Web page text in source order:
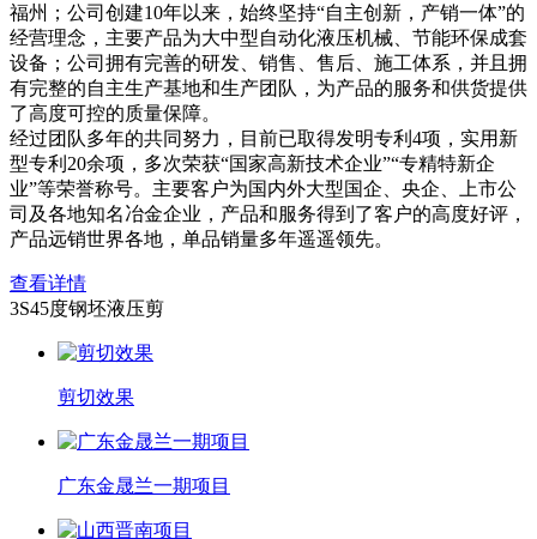
福州；公司创建10年以来，始终坚持“自主创新，产销一体”的
经营理念，主要产品为大中型自动化液压机械、节能环保成套
设备；公司拥有完善的研发、销售、售后、施工体系，并且拥
有完整的自主生产基地和生产团队，为产品的服务和供货提供
了高度可控的质量保障。
经过团队多年的共同努力，目前已取得发明专利4项，实用新
型专利20余项，多次荣获“国家高新技术企业”“专精特新企
业”等荣誉称号。主要客户为国内外大型国企、央企、上市公
司及各地知名冶金企业，产品和服务得到了客户的高度好评，
产品远销世界各地，单品销量多年遥遥领先。
查看详情
3S45度钢坯液压剪
剪切效果
广东金晟兰一期项目